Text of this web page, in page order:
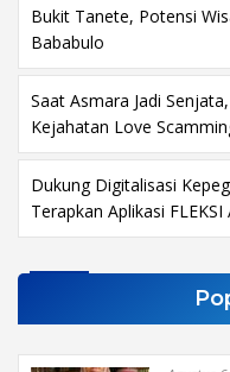
Bukit Tanete, Potensi
Bababulo
Saat Asmara Jadi
Kejahatan Love
Dukung Digitalisasi
Terapkan Aplikasi FLEKSI